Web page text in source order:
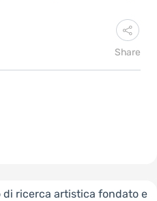
Share
di ricerca artistica fondato e